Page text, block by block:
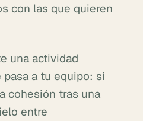
con las que quieren
una actividad
a tu equipo: si
cohesión tras una
entre